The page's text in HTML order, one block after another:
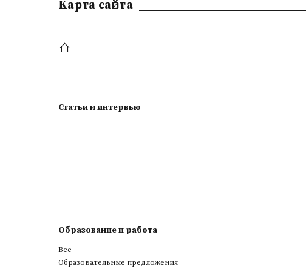
Kарта сайта
Статьи и интервью
Образование и работа
Все
Образовательные предложения